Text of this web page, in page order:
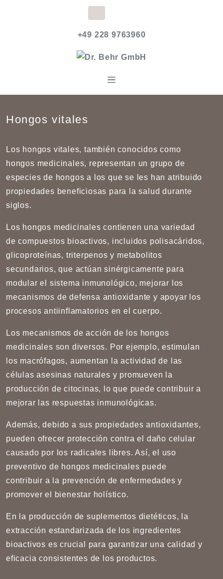
+49 228 9763960
Hongos vitales
Los hongos vitales, también conocidos como
hongos medicinales, representan un grupo de
especies de hongos a los que se les han atribuido
propiedades beneficiosas para la salud durante
siglos.
Los hongos medicinales contienen una variedad
de compuestos bioactivos, incluidos polisacáridos,
glicoproteínas, triterpenos y metabolitos
secundarios, que actúan sinérgicamente para
modular el sistema inmunológico, mejorar los
mecanismos de defensa antioxidante y apoyar los
procesos antiinflamatorios en el cuerpo.
Los mecanismos de acción de los hongos
medicinales son diversos. Por ejemplo, estimulan
los macrófagos, aumentan la actividad de las
células asesinas naturales y promueven la
producción de citocinas, lo que puede contribuir a
mejorar las respuestas inmunológicas.
Además, debido a sus propiedades antioxidantes,
pueden ofrecer protección contra el daño celular
causado por los radicales libres. Así, el uso
preventivo de hongos medicinales puede
contribuir a la prevención de enfermedades y
promover el bienestar holístico.
En la producción de suplementos dietéticos, la
extracción estandarizada de los ingredientes
bioactivos es crucial para garantizar una calidad y
eficacia consistentes de los productos.